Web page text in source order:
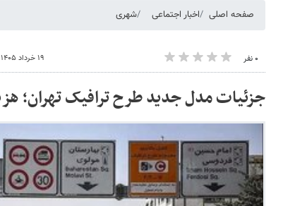
صفحه اصلی اخبار اجتماعی شهری
۰ نفر ۱۹ خرداد ۱۴۰۵ - ۲۰:۳۸
جزئیات مدل جدید طرح ترافیک تهران؛